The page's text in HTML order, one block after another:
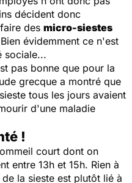
décident donc
des micro-siestes
évidemment ce n'est
sociale...
pas bonne que pour la
grecque a montré que
tous les jours avaient
d'une maladie
!
court dont on
entre 13h et 15h. Rien à
la sieste est plutôt lié à